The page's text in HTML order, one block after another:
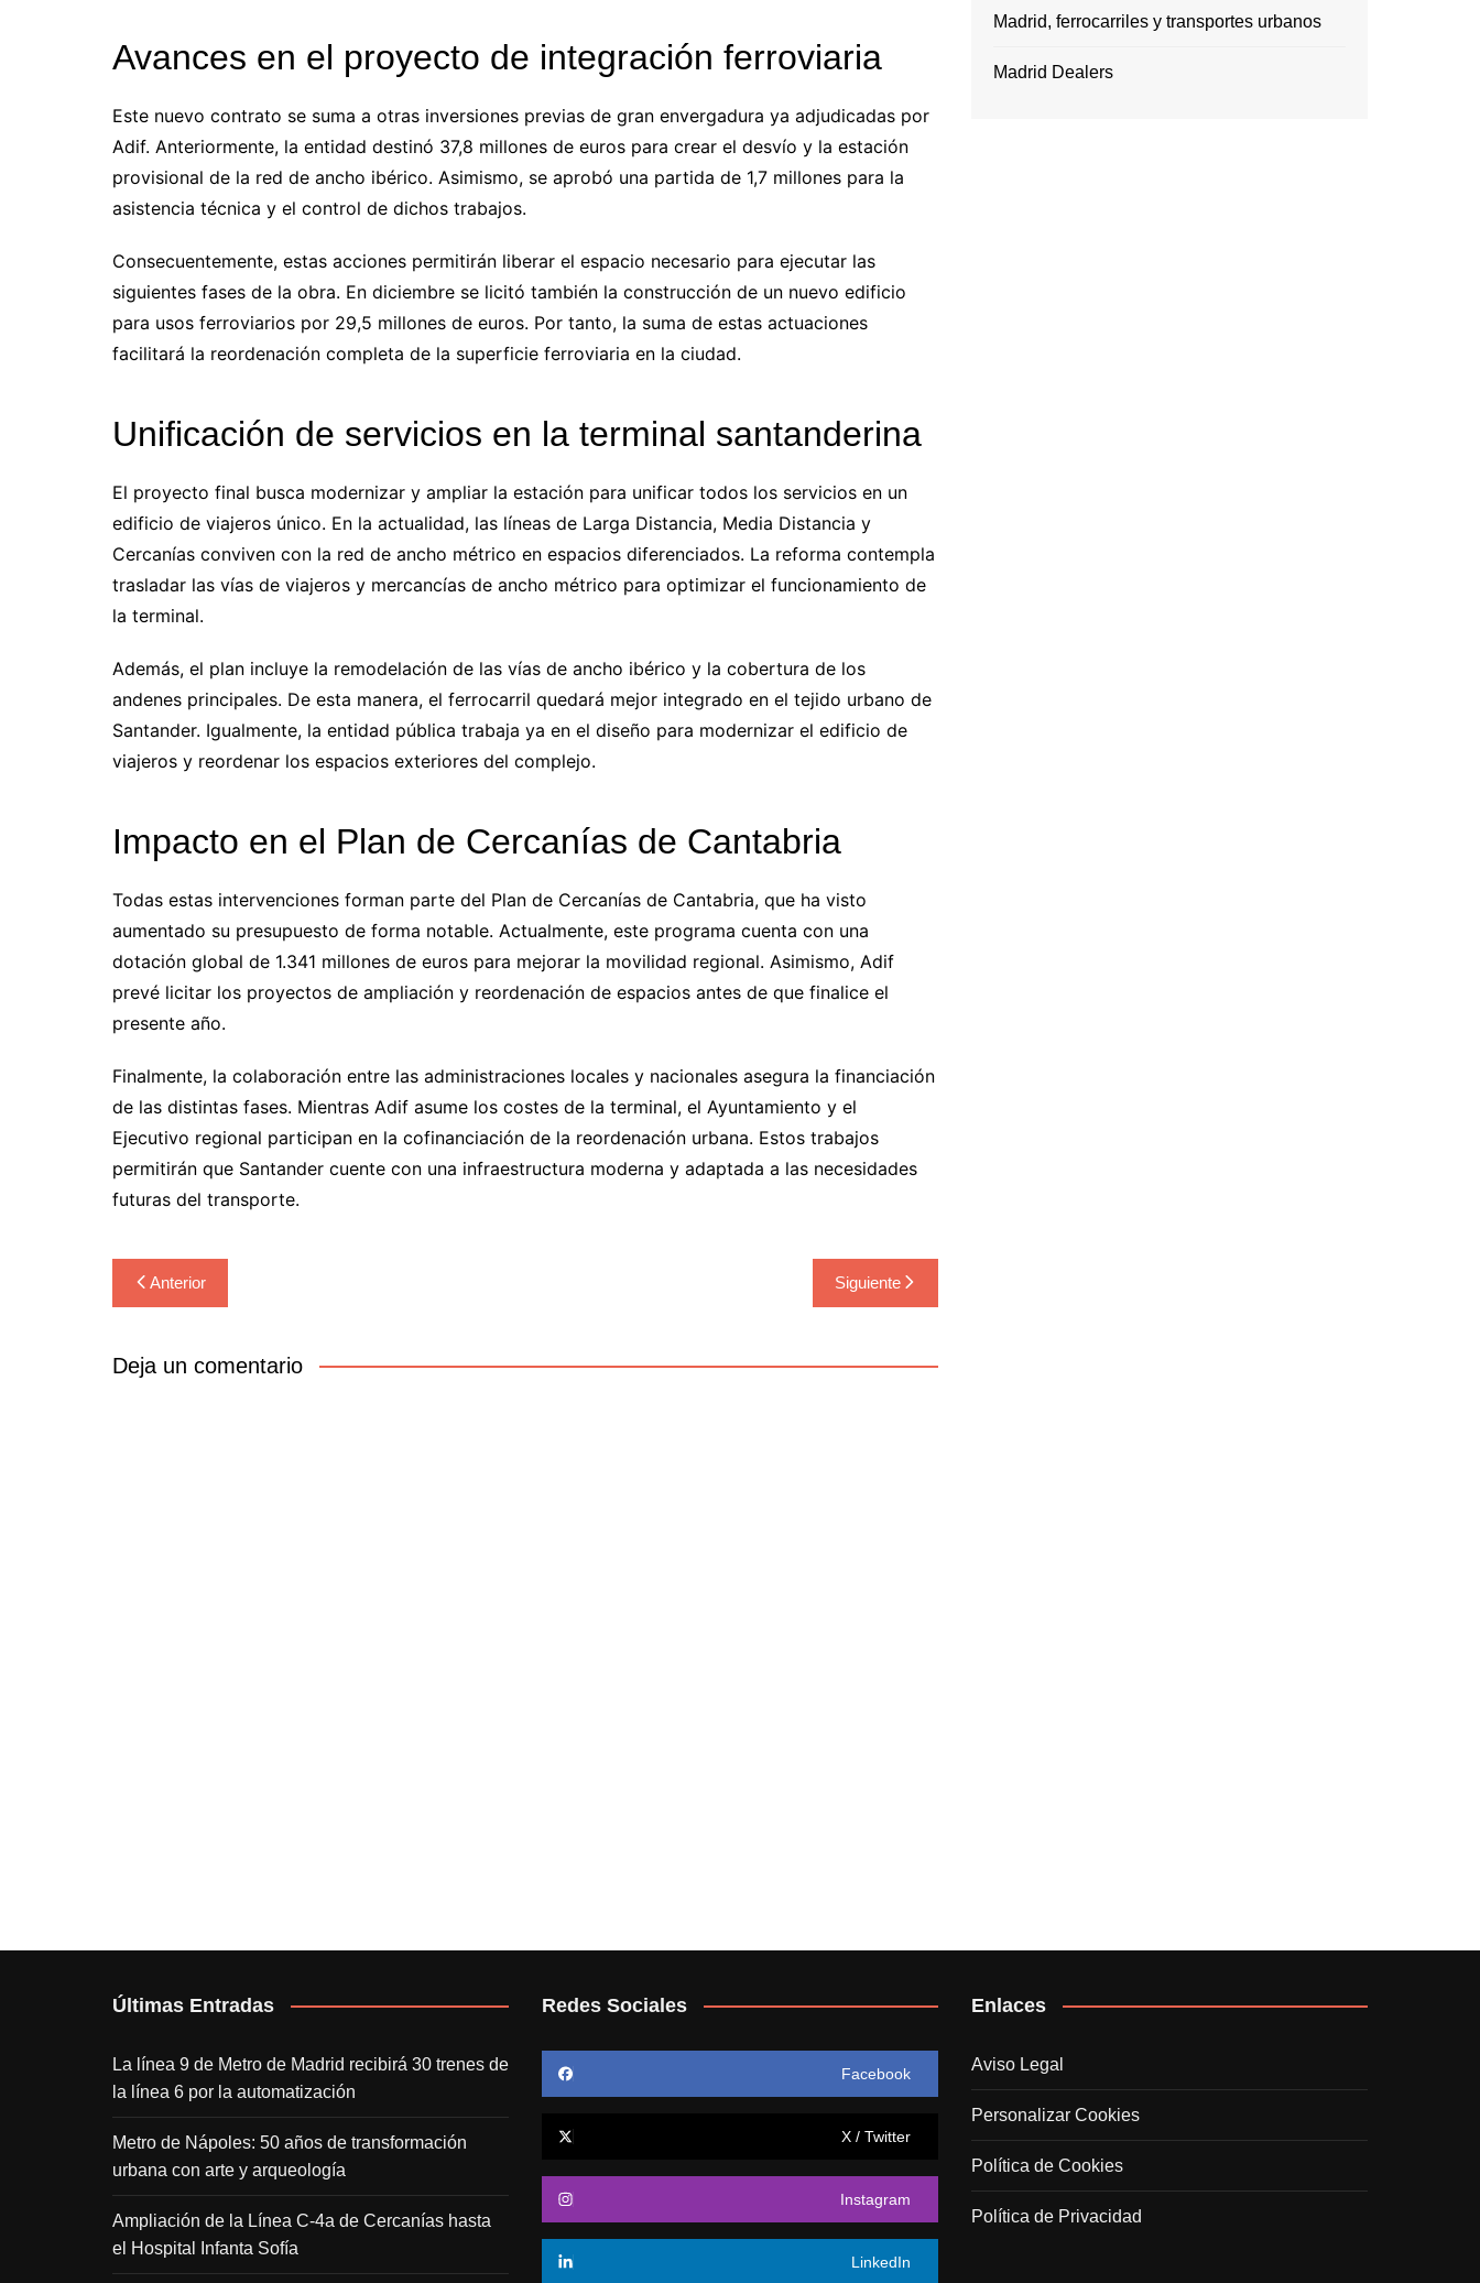
Avances en el proyecto de integración ferroviaria
Este nuevo contrato se suma a otras inversiones previas de gran envergadura ya adjudicadas por
Adif. Anteriormente, la entidad destinó 37,8 millones de euros para crear el desvío y la estación
provisional de la red de ancho ibérico. Asimismo, se aprobó una partida de 1,7 millones para la
asistencia técnica y el control de dichos trabajos.
Consecuentemente, estas acciones permitirán liberar el espacio necesario para ejecutar las
siguientes fases de la obra. En diciembre se licitó también la construcción de un nuevo edificio
para usos ferroviarios por 29,5 millones de euros. Por tanto, la suma de estas actuaciones
facilitará la reordenación completa de la superficie ferroviaria en la ciudad.
Unificación de servicios en la terminal santanderina
El proyecto final busca modernizar y ampliar la estación para unificar todos los servicios en un
edificio de viajeros único. En la actualidad, las líneas de Larga Distancia, Media Distancia y
Cercanías conviven con la red de ancho métrico en espacios diferenciados. La reforma contempla
trasladar las vías de viajeros y mercancías de ancho métrico para optimizar el funcionamiento de
la terminal.
Además, el plan incluye la remodelación de las vías de ancho ibérico y la cobertura de los
andenes principales. De esta manera, el ferrocarril quedará mejor integrado en el tejido urbano de
Santander. Igualmente, la entidad pública trabaja ya en el diseño para modernizar el edificio de
viajeros y reordenar los espacios exteriores del complejo.
Impacto en el Plan de Cercanías de Cantabria
Todas estas intervenciones forman parte del Plan de Cercanías de Cantabria, que ha visto
aumentado su presupuesto de forma notable. Actualmente, este programa cuenta con una
dotación global de 1.341 millones de euros para mejorar la movilidad regional. Asimismo, Adif
prevé licitar los proyectos de ampliación y reordenación de espacios antes de que finalice el
presente año.
Finalmente, la colaboración entre las administraciones locales y nacionales asegura la financiación
de las distintas fases. Mientras Adif asume los costes de la terminal, el Ayuntamiento y el
Ejecutivo regional participan en la cofinanciación de la reordenación urbana. Estos trabajos
permitirán que Santander cuente con una infraestructura moderna y adaptada a las necesidades
futuras del transporte.
Navegación
de
entradas
Anterior Siguiente
Deja un comentario
Madrid, ferrocarriles y transportes urbanos
Madrid Dealers
Últimas Entradas
La línea 9 de Metro de Madrid recibirá 30 trenes de
la línea 6 por la automatización
Metro de Nápoles: 50 años de transformación
urbana con arte y arqueología
Ampliación de la Línea C-4a de Cercanías hasta
el Hospital Infanta Sofía
Redes Sociales
Facebook
X / Twitter
Instagram
LinkedIn
Enlaces
Aviso Legal
Personalizar Cookies
Política de Cookies
Política de Privacidad